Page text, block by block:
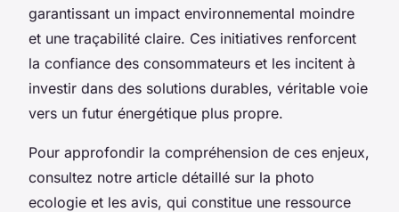
garantissant un impact environnemental moindre
et une traçabilité claire. Ces initiatives renforcent
la confiance des consommateurs et les incitent à
investir dans des solutions durables, véritable voie
vers un futur énergétique plus propre.
Pour approfondir la compréhension de ces enjeux,
consultez notre article détaillé sur la photo
ecologie et les avis, qui constitue une ressource